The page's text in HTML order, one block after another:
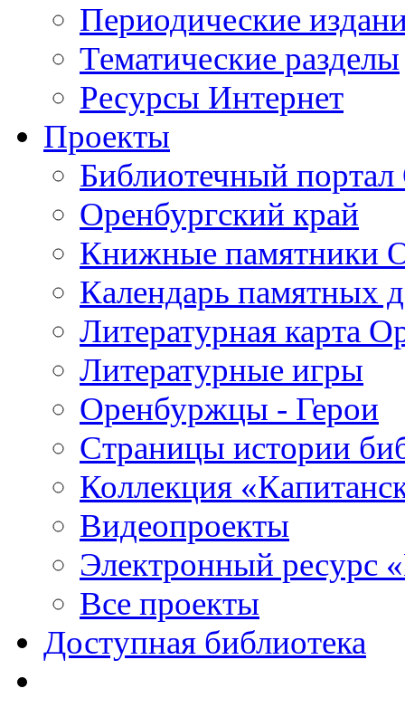
Периодические
Тематические разделы
Ресурсы Интернет
Проекты
Библиотечный портал
Оренбургский край
Книжные памятники
Календарь памятных
Литературная карта
Литературные игры
Оренбуржцы - Герои
Страницы истории
Коллекция
Видеопроекты
Электронный ресурс
Все проекты
Доступная библиотека